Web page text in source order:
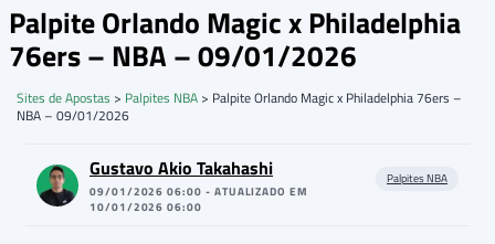
Palpite Orlando Magic x Philadelphia
76ers – NBA – 09/01/2026
Sites de Apostas > Palpites NBA > Palpite Orlando Magic x Philadelphia 76ers –
NBA – 09/01/2026
Gustavo Akio Takahashi
09/01/2026 06:00 - ATUALIZADO EM
10/01/2026 06:00
Palpites NBA